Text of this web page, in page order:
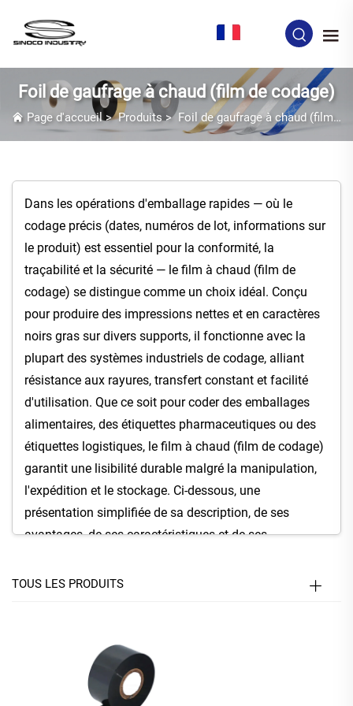
Foil de gaufrage à chaud (film de codage)
Page d'accueil>Produits > Foil de gaufrage à chaud (film de codage)
Dans les opérations d'emballage rapides — où le
codage précis (dates, numéros de lot, informations sur
le produit) est essentiel pour la conformité, la
traçabilité et la sécurité — le film à chaud (film de
codage) se distingue comme un choix idéal. Conçu
pour produire des impressions nettes et en caractères
noirs gras sur divers supports, il fonctionne avec la
plupart des systèmes industriels de codage, alliant
résistance aux rayures, transfert constant et facilité
d'utilisation. Que ce soit pour coder des emballages
alimentaires, des étiquettes pharmaceutiques ou des
étiquettes logistiques, le film à chaud (film de codage)
garantit une lisibilité durable malgré la manipulation,
l'expédition et le stockage. Ci-dessous, une
présentation simplifiée de sa description, de ses
avantages, de ses caractéristiques et de ses
1. Description du produit : Codage fiable
Le film de hot stamping (film de codage) est un
matériau spécialisé conçu pour répondre aux
exigences de l'emballage. Contrairement aux films
TOUS LES PRODUITS